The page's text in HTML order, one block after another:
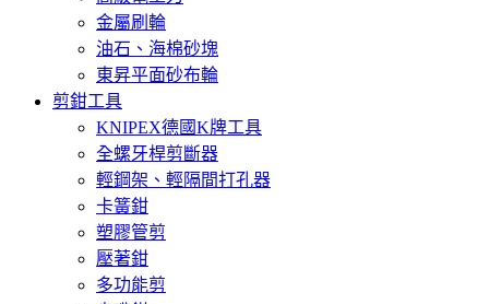
金屬刷輪
油石、海棉砂塊
東昇平面砂布輪
剪鉗工具
KNIPEX德國K牌工具
全螺牙桿剪斷器
輕鋼架、輕隔間打孔器
卡簧鉗
塑膠管剪
壓著鉗
多功能剪